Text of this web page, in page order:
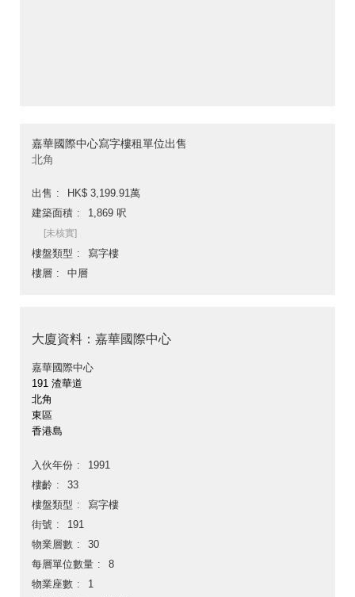
嘉華國際中心寫字樓租單位出售
北角
出售
HK$ 3,199.91萬
建築面積
1,869 呎
[未核實]
樓盤類型
寫字樓
樓層
中層
大廈資料：嘉華國際中心
嘉華國際中心
191 渣華道
北角
東區
香港島
入伙年份
1991
樓齡
33
樓盤類型
寫字樓
街號
191
物業層數
30
每層單位數量
8
物業座數
1